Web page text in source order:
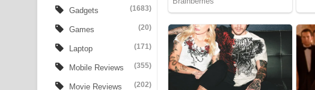
Tharu Yaye Dilena Song Lyrics - තරු යායේ දිලෙනා ගීතයේ පද පෙළ
Ow Man Sosa Song Lyrics - ඔව් මං සෝසා ගීතයේ පද පෙළ
Heavy Weight Song Lyrics
Gadgets (1683)
Games (20)
Laptop (171)
Mobile Reviews (355)
Movie Reviews (202)